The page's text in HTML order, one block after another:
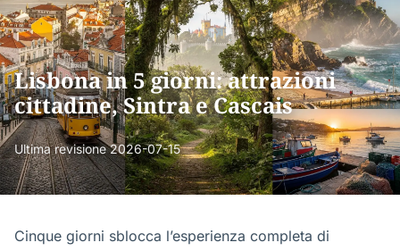
Lisbona in 5 giorni: attrazioni
cittadine, Sintra e Cascais
Ultima revisione2026-07-15
Cinque giorni sblocca l’esperienza completa di